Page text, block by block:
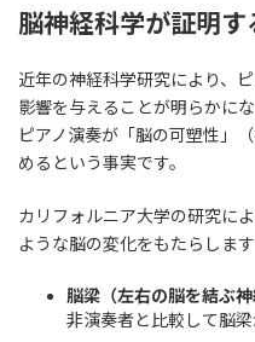
脳神経科学が証明す
近年の神経科学研究により、
影響を与えることが明らかに
ピアノ演奏が「脳の可塑性」
めるという事実です。
カリフォルニア大学の研究に
ような脳の変化をもたらします
脳梁（左右の脳を結ぶ
非演奏者と比較して脳